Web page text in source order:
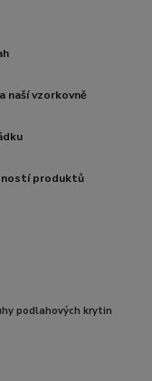
naší vzorkovně
produktů
podlahových krytin